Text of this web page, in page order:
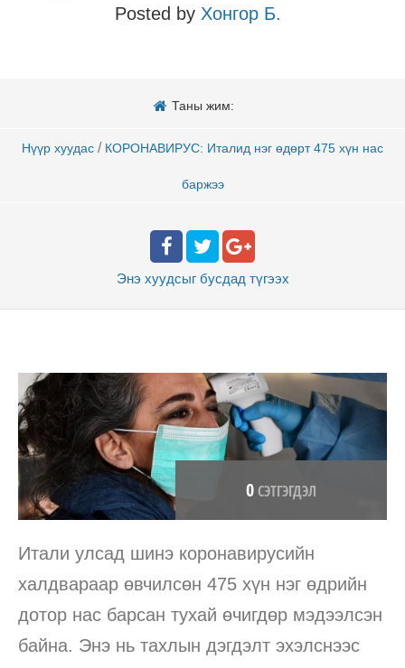
Posted by Хонгор Б.
Таны жим:
Нүүр хуудас / КОРОНАВИРУС: Италид нэг өдөрт 475 хүн нас
баржээ
Энэ хуудсыг бусдад түгээх
0СЭТГЭГДЭЛ
Итали улсад шинэ коронавирусийн
халдвараар өвчилсөн 475 хүн нэг өдрийн
дотор нас барсан тухай өчигдөр мэдээлсэн
байна. Энэ нь тахлын дэгдэлт эхэлснээс